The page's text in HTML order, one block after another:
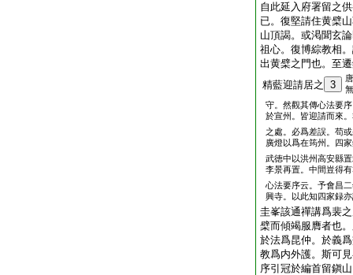
自此延入府署留之
已。復堅請住黄檗
山頂謁。或渇聞玄
祖心。復博綜教相
出黄檗之門也。至
精藍迎請居之
3
守。然觀其傳心法要
於宣州。皆迎請而來
之處。必爲差誤。苟
廣燈以爲在筠州。四
武徳中以洪州高安縣
李景再置。中間豈得
心法要序云。予會昌
興寺。以此知四家録
圭峯該通禪講爲裴
檗而傾竭服膺者也
於法爲昆仲。於義
教爲内外護。斯可
序引冠於編首留鎭